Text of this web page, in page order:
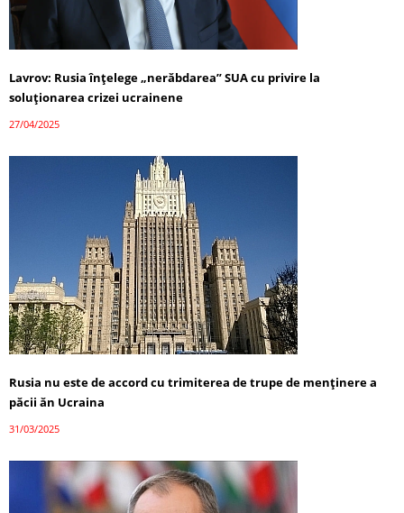
Lavrov: Rusia înțelege „nerăbdarea” SUA cu privire la
soluționarea crizei ucrainene
27/04/2025
Rusia nu este de accord cu trimiterea de trupe de menținere a
păcii ăn Ucraina
31/03/2025